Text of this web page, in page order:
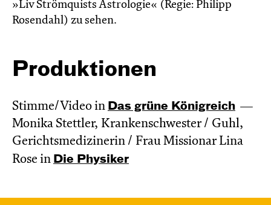
»Liv Strömquists Astrologie« (Regie: Philipp
Rosendahl) zu sehen.
Produktionen
Stimme/Video in Das grüne König­reich
Monika Stettler, Krankenschwester / Guhl,
Gerichtsmedizinerin / Frau Missionar Lina
Rose in Die Physiker